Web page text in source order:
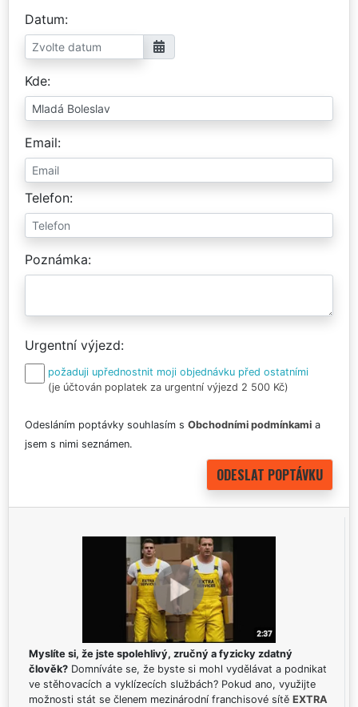
Datum
Kde
Email
Telefon
Poznámka
Urgentní výjezd
požaduji upřednostnit moji objednávku před ostatními
(je účtován poplatek za urgentní výjezd 2 500 Kč)
Odesláním poptávky souhlasím s Obchodními podmínkami a
jsem s nimi seznámen.
Myslíte si, že jste spolehlivý, zručný a fyzicky zdatný
člověk? Domníváte se, že byste si mohl vydělávat a podnikat
ve stěhovacích a vyklízecích službách? Pokud ano, využijte
možnosti stát se členem mezinárodní franchisové sítě EXTRA